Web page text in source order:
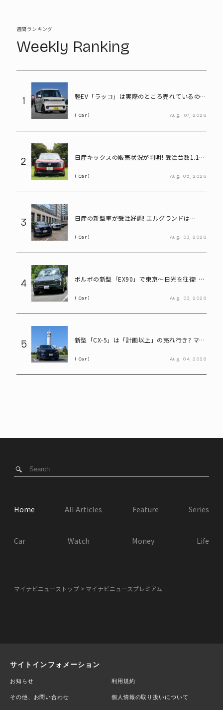
週間ランキング
Weekly Ranking
1
軽EV「ラッコ」は実際のところ売れているの
Car Aug. 07, 2026
2
日産キックスの販売状況が判明! 受注台数1.1台
Car Aug. 05, 2026
3
日産の新型車が受注好調! エルグランドは
Car Aug. 03, 2026
4
ボルボの新型「EX90」で東京～日光を往復! い
Car Aug. 03, 2026
5
新型「CX-5」は「計画以上」の売れ行き? マツ
Car Aug. 04, 2026
Home All Articles Feature Series
Car Watch Money Life
マイナビニューストップ マイナビニュースプレミアム
サイトインフォメーション
お知らせ 利用規約
その他、お問い合わせ 個人情報の取り扱いについて